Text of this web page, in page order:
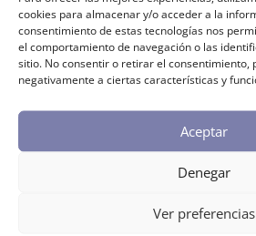
cookies para almacenar y/o acceder a la
consentimiento de estas tecnologías nos
el comportamiento de navegación o las
sitio. No consentir o retirar el consentimiento,
negativamente a ciertas características y
Aceptar
Denegar
Ver preferencias